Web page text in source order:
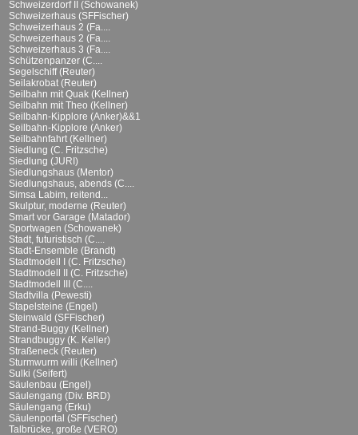
Schweizerdorf II (Schowanek)
Schweizerhaus (SFFischer)
Schweizerhaus 2 (Fa....
Schweizerhaus 2 (Fa....
Schweizerhaus 3 (Fa....
Schützenpanzer (C....
Segelschiff (Reuter)
Seilakrobat (Reuter)
Seilbahn mit Quak (Kellner)
Seilbahn mit Theo (Kellner)
Seilbahn-Kipplore (Anker)&&1
Seilbahn-Kipplore (Anker)
Seilbahnfahrt (Kellner)
Siedlung (C. Fritzsche)
Siedlung (JURI)
Siedlungshaus (Mentor)
Siedlungshaus, abends (C....
Simsa Labim, reitend...
Skulptur, moderne (Reuter)
Smart vor Garage (Matador)
Sportwagen (Schowanek)
Stadt, futuristisch (C....
Stadt-Ensemble (Brandt)
Stadtmodell I (C. Fritzsche)
Stadtmodell II (C. Fritzsche)
Stadtmodell III (C....
Stadtvilla (Pewesti)
Stapelsteine (Engel)
Steinwald (SFFischer)
Strand-Buggy (Kellner)
Strandbuggy (K. Keller)
Straßeneck (Reuter)
Sturmwurm willi (Kellner)
Sulki (Seifert)
Säulenbau (Engel)
Säulengang (Div. BRD)
Säulengang (Erku)
Säulenportal (SFFischer)
Talbrücke, große (VERO)